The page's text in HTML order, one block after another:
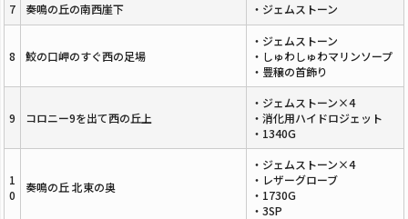
7 奏鳴の丘の南西崖下 ・ジェムストーン
8 鮫の口岬のすぐ西の足場
・ジェムストーン
・しゅわしゅわマリンソープ
・豊穣の首飾り
9 コロニー9を出て西の丘上
・ジェムストーン×4
・消化用ハイドロジェット
・1340G
1
0
奏鳴の丘 北東の奥
・ジェムストーン×4
・レザーグローブ
・1730G
・3SP